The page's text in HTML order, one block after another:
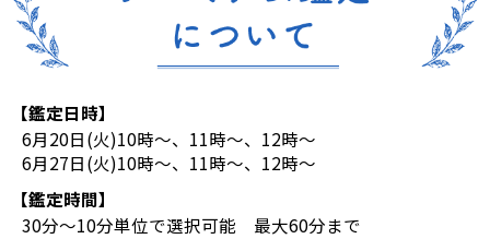
【鑑定日時】
6月20日(火)10時～、11時～、12時～
6月27日(火)10時～、11時～、12時～
【鑑定時間】
30分～10分単位で選択可能 最大60分まで